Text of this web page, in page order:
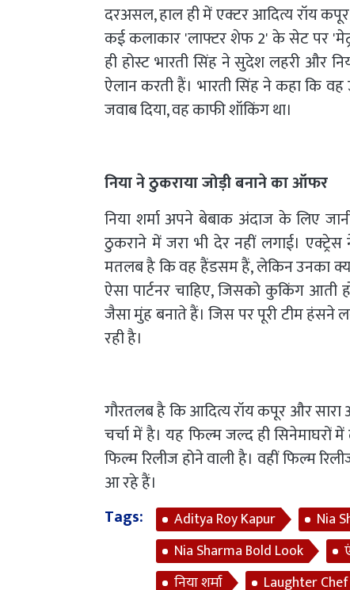
दरअसल, हाल ही में एक्टर आदित्य रॉय
कई कलाकार 'लाफ्टर शेफ 2' के सेट पर
ही होस्ट भारती सिंह ने सुदेश लहरी और
ऐलान करती हैं। भारती सिंह ने कहा कि
जवाब दिया, वह काफी शॉकिंग था।
निया ने ठुकराया जोड़ी बनाने का ऑफर
निया शर्मा अपने बेबाक अंदाज के लिए
ठुकराने में जरा भी देर नहीं लगाई।
मतलब है कि वह हैंडसम हैं, लेकिन उनका
ऐसा पार्टनर चाहिए, जिसको कुकिंग आती
जैसा मुंह बनाते हैं। जिस पर पूरी टीम हंसने
रही है।
गौरतलब है कि आदित्य रॉय कपूर और सारा
चर्चा में है। यह फिल्म जल्द ही
फिल्म रिलीज होने वाली है। वहीं फिल्म
आ रहे हैं।
Tags:
Aditya Roy Kapur Nia
Nia Sharma Bold Look
निया शर्मा
Laughter